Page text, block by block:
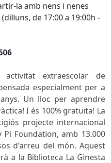
la amb nens i nenes
de 17:00 a 19:00h -
extraescolar de
especialment per a
Un lloc per aprendre
I és 100% gratuïta! La
projecte internacional
Foundation, amb 13.000
d'arreu del món. Aquest
a la Biblioteca La Ginesta